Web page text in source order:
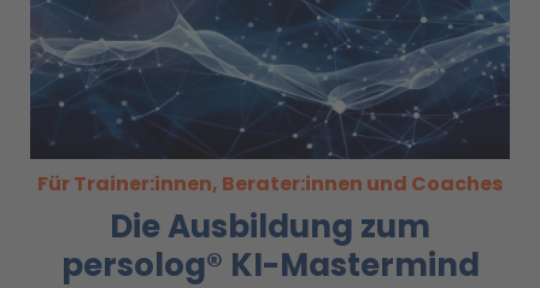
Für Trainer:innen, Berater:innen und Coaches
Die Ausbildung zum
persolog® KI-Mastermind